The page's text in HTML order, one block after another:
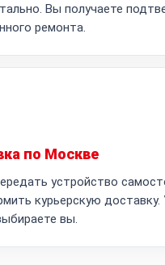
Вы получаете
ремонта.
по Москве
устройство
курьерскую
вы.